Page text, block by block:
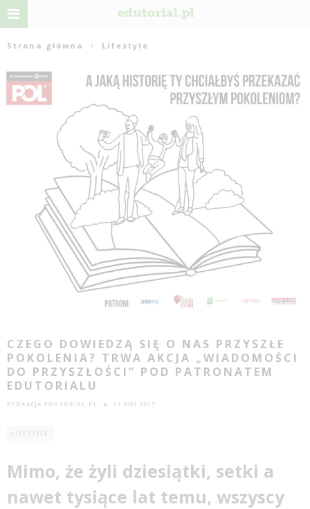
Strona główna Lifestyle
CZEGO DOWIEDZĄ SIĘ O NAS PRZYSZŁE
POKOLENIA? TRWA AKCJA „WIADOMOŚCI
DO PRZYSZŁOŚCI” POD PATRONATEM
EDUTORIALU
REDAKCJA EDUTORIAL.PL 11 KWI 2017
LIFESTYLE
Mimo, że żyli dziesiątki, setki a
nawet tysiące lat temu, wszyscy